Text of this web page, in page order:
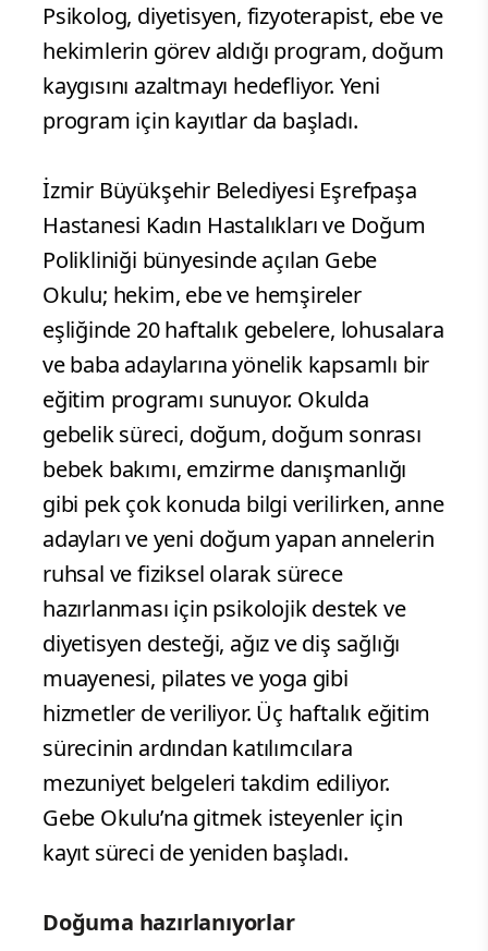
Psikolog, diyetisyen, fizyoterapist, ebe ve
hekimlerin görev aldığı program, doğum
kaygısını azaltmayı hedefliyor. Yeni
program için kayıtlar da başladı.
İzmir Büyükşehir Belediyesi Eşrefpaşa
Hastanesi Kadın Hastalıkları ve Doğum
Polikliniği bünyesinde açılan Gebe
Okulu; hekim, ebe ve hemşireler
eşliğinde 20 haftalık gebelere, lohusalara
ve baba adaylarına yönelik kapsamlı bir
eğitim programı sunuyor. Okulda
gebelik süreci, doğum, doğum sonrası
bebek bakımı, emzirme danışmanlığı
gibi pek çok konuda bilgi verilirken, anne
adayları ve yeni doğum yapan annelerin
ruhsal ve fiziksel olarak sürece
hazırlanması için psikolojik destek ve
diyetisyen desteği, ağız ve diş sağlığı
muayenesi, pilates ve yoga gibi
hizmetler de veriliyor. Üç haftalık eğitim
sürecinin ardından katılımcılara
mezuniyet belgeleri takdim ediliyor.
Gebe Okulu’na gitmek isteyenler için
kayıt süreci de yeniden başladı.
Doğuma hazırlanıyorlar